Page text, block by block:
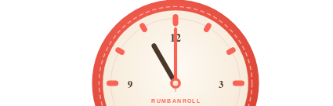
12
3
9
RUMBANROLL